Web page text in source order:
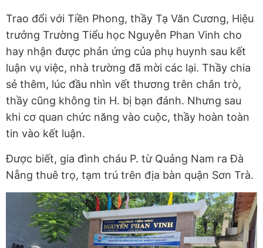
Trao đổi với Tiền Phong, thầy Tạ Văn Cương, Hiệu
trưởng Trường Tiểu học Nguyễn Phan Vinh cho
hay nhận được phản ứng của phụ huynh sau kết
luận vụ việc, nhà trường đã mời các lại. Thầy chia
sẻ thêm, lúc đầu nhìn vết thương trên chân trò,
thầy cũng không tin H. bị bạn đánh. Nhưng sau
khi cơ quan chức năng vào cuộc, thầy hoàn toàn
tin vào kết luận.
Được biết, gia đình cháu P. từ Quảng Nam ra Đà
Nẵng thuê trọ, tạm trú trên địa bàn quận Sơn Trà.